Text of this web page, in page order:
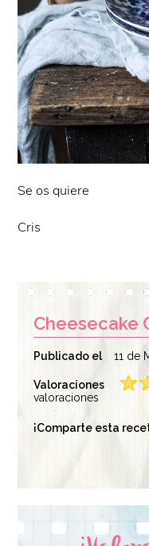
Se os quiere
Cris
Cheesecake
Publicado el 11 de
Valoraciones
valoraciones
¡Comparte esta